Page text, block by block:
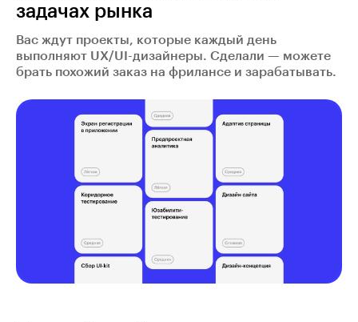
задачах рынка
Вас ждут проекты, которые каждый день
выполняют UX/UI-дизайнеры. Сделали — можете
брать похожий заказ на фрилансе и зарабатывать.